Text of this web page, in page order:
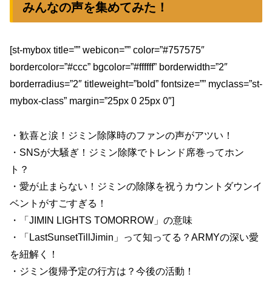
みんなの声を集めてみた！
[st-mybox title=”” webicon=”” color=”#757575″
bordercolor=”#ccc” bgcolor=”#ffffff” borderwidth=”2″
borderradius=”2″ titleweight=”bold” fontsize=”” myclass=”st-
mybox-class” margin=”25px 0 25px 0″]
・歓喜と涙！ジミン除隊時のファンの声がアツい！
・SNSが大騒ぎ！ジミン除隊でトレンド席巻ってホン
ト？
・愛が止まらない！ジミンの除隊を祝うカウントダウンイ
ベントがすごすぎる！
・「JIMIN LIGHTS TOMORROW」の意味
・「LastSunsetTillJimin」って知ってる？ARMYの深い愛
を紐解く！
・ジミン復帰予定の行方は？今後の活動！